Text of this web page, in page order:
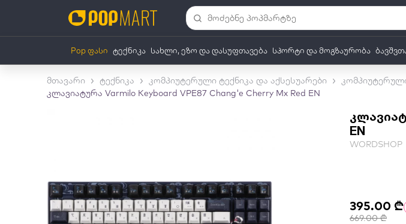
Pop ფასი ტექნიკა სახლი, ეზო და დასუფთავება სპორტი და მოგზაურობა
წიგნები და საკანცელარიო ავტოსამყარო სათამაშოები მთავარი
მთავარი ტექნიკა კომპიუტერული ტექნიკა და აქსესუარები
კლავიატურა Varmilo Keyboard VPE87 Chang'e Cherry Mx Red EN
EN
WORDSHOP
395.00 ₾
669.00 ₾